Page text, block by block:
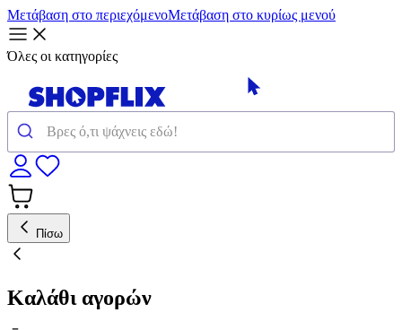
Μετάβαση στο περιεχόμενοΜετάβαση στο κυρίως μενού
Όλες οι κατηγορίες
Πίσω
Καλάθι αγορών